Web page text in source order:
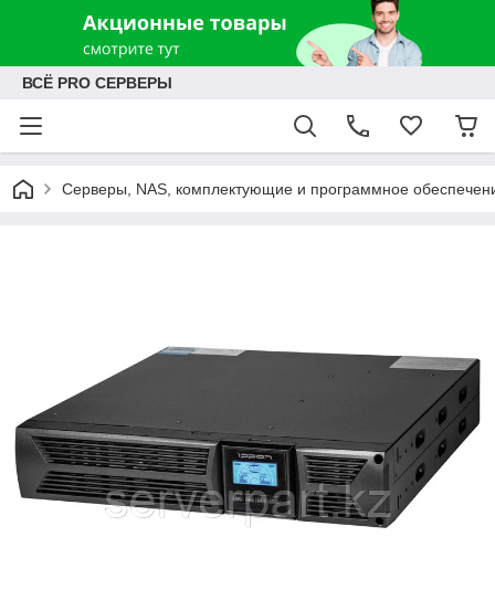
ВСЁ PRO СЕРВЕРЫ
Серверы, NAS, комплектующие и программное